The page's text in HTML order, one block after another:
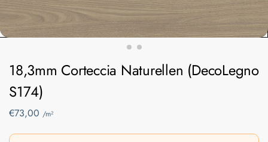
18,3mm Corteccia Naturellen (DecoLegno
S174)
€73,00 /m²